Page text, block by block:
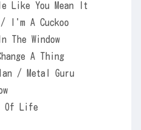
You Mean It
I'm A Cuckoo
Window
A Thing
/ Metal Guru
Of Life